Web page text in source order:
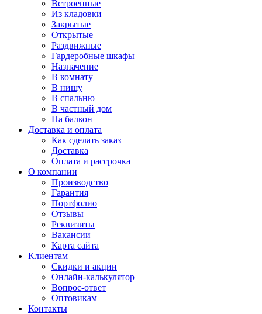
Встроенные
Из кладовки
Закрытые
Открытые
Раздвижные
Гардеробные шкафы
Назначение
В комнату
В нишу
В спальню
В частный дом
На балкон
Доставка и оплата
Как сделать заказ
Доставка
Оплата и рассрочка
О компании
Производство
Гарантия
Портфолио
Отзывы
Реквизиты
Вакансии
Карта сайта
Клиентам
Скидки и акции
Онлайн-калькулятор
Вопрос-ответ
Оптовикам
Контакты